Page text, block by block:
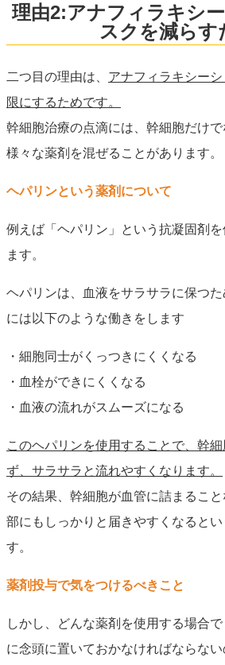
理由2:アナフィラキシ
スクを減らす
二つ目の理由は、 アナフィラキシー
限にするためです。
幹細胞治療の点滴には、幹細胞だけ
様々な薬剤を混ぜることがあります。
ヘパリンという薬剤について
例えば「ヘパリン」という抗凝固剤
ます。
ヘパリンは、血液をサラサラに保つ
には以下のような働きをします
・細胞同士がくっつきにくくなる
・血栓ができにくくなる
・血液の流れがスムーズになる
このヘパリンを使用することで、幹
ず、サラサラと流れやすくなります。
その結果、幹細胞が血管に詰まるこ
部にもしっかりと届きやすくなると
す。
薬剤投与で気をつけるべきこと
しかし、どんな薬剤を使用する場合
に念頭に置いておかなければならな